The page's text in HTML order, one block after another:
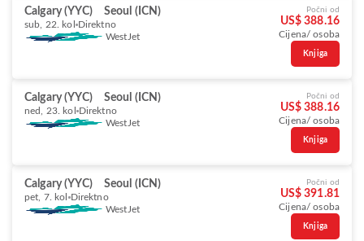
Calgary (YYC) Seoul (ICN)
sub, 22. kol Direktno
WestJet
Počni od
US$ 388.16
Cijena/ osoba
Knjiga
Calgary (YYC) Seoul (ICN)
ned, 23. kol Direktno
WestJet
Počni od
US$ 388.16
Cijena/ osoba
Knjiga
Calgary (YYC) Seoul (ICN)
pet, 7. kol Direktno
WestJet
Počni od
US$ 391.81
Cijena/ osoba
Knjiga